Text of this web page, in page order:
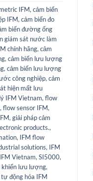
IFM, cảm biến
IFM, cảm biến đo
biến đường ống
giám sát nước làm
chính hãng, cảm
, cảm biến lưu lượng
, cảm biến lưu lượng
công nghiệp, cảm
hiện mất lưu
IFM Vietnam, flow
, flow sensor IFM,
, giải pháp cảm
products.,
, IFM flow
solutions, IFM
IFM Vietnam, SI5000,
khiển lưu lượng,
động hóa IFM